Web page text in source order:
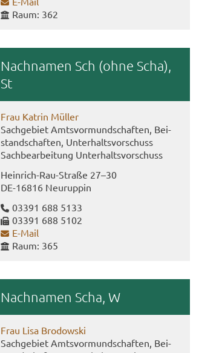
Raum: 362
Nach­na­men Sch (ohne Scha),
St
Frau Kat­rin Mül­ler
Sach­ge­biet Amts­vor­mund­schaf­ten, Bei­
stand­schaf­ten, Un­ter­halts­vor­schuss
Sach­be­ar­bei­tung Un­ter­halts­vor­schuss
Heinrich-​Rau-Straße 27–30
DE-​16816 Neu­rup­pin
03391 688 5133
03391 688 5102
E-​Mail
Raum: 365
Nach­na­men Scha, W
Frau Lisa Bro­dow­ski
Sach­ge­biet Amts­vor­mund­schaf­ten, Bei­